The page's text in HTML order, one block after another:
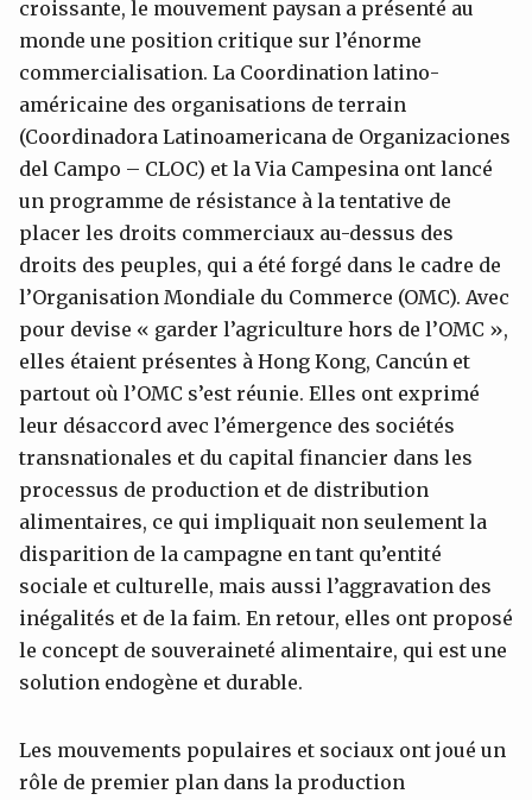
croissante, le mouvement paysan a présenté au
monde une position critique sur l’énorme
commercialisation. La Coordination latino-
américaine des organisations de terrain
(Coordinadora Latinoamericana de Organizaciones
del Campo – CLOC) et la Via Campesina ont lancé
un programme de résistance à la tentative de
placer les droits commerciaux au-dessus des
droits des peuples, qui a été forgé dans le cadre de
l’Organisation Mondiale du Commerce (OMC). Avec
pour devise « garder l’agriculture hors de l’OMC »,
elles étaient présentes à Hong Kong, Cancún et
partout où l’OMC s’est réunie. Elles ont exprimé
leur désaccord avec l’émergence des sociétés
transnationales et du capital financier dans les
processus de production et de distribution
alimentaires, ce qui impliquait non seulement la
disparition de la campagne en tant qu’entité
sociale et culturelle, mais aussi l’aggravation des
inégalités et de la faim. En retour, elles ont proposé
le concept de souveraineté alimentaire, qui est une
solution endogène et durable.
Les mouvements populaires et sociaux ont joué un
rôle de premier plan dans la production